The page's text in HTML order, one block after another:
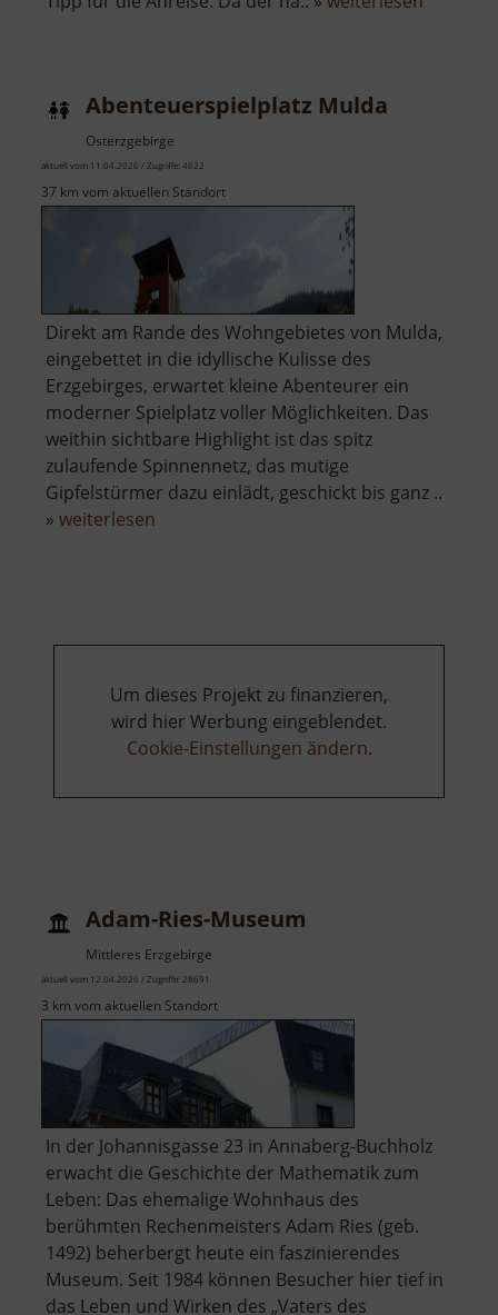
Abenteuerspielplatz Mulda
Osterzgebirge
aktuell vom 11.04.2026 / Zugriffe: 4622
37 km vom aktuellen Standort
Direkt am Rande des Wohngebietes von Mulda,
eingebettet in die idyllische Kulisse des
Erzgebirges, erwartet kleine Abenteurer ein
moderner Spielplatz voller Möglichkeiten. Das
weithin sichtbare Highlight ist das spitz
zulaufende Spinnennetz, das mutige
Gipfelstürmer dazu einlädt, geschickt bis ganz ..
» weiterlesen
Um dieses Projekt zu finanzieren,
wird hier Werbung eingeblendet.
Cookie-Einstellungen ändern.
Adam-Ries-Museum
Mittleres Erzgebirge
aktuell vom 12.04.2026 / Zugriffe: 28691
3 km vom aktuellen Standort
In der Johannisgasse 23 in Annaberg-Buchholz
erwacht die Geschichte der Mathematik zum
Leben: Das ehemalige Wohnhaus des
berühmten Rechenmeisters Adam Ries (geb.
1492) beherbergt heute ein faszinierendes
Museum. Seit 1984 können Besucher hier tief in
das Leben und Wirken des „Vaters des